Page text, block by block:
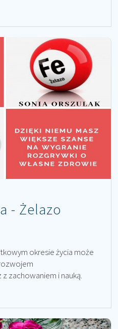
- Żelazo
okresie życia może
zachowaniem i nauką.